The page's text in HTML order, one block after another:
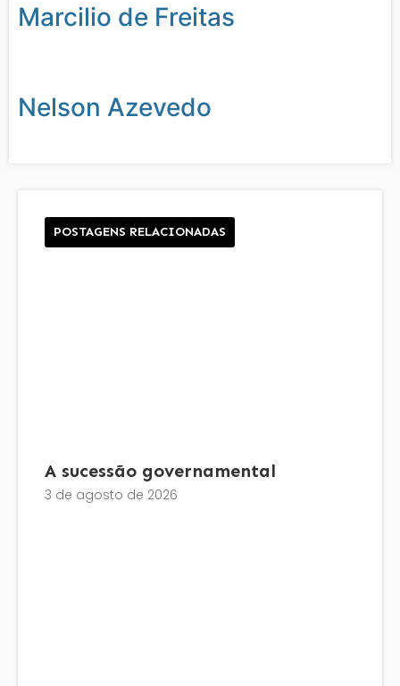
Marcilio de Freitas
Nelson Azevedo
POSTAGENS RELACIONADAS
A sucessão governamental
3 de agosto de 2026